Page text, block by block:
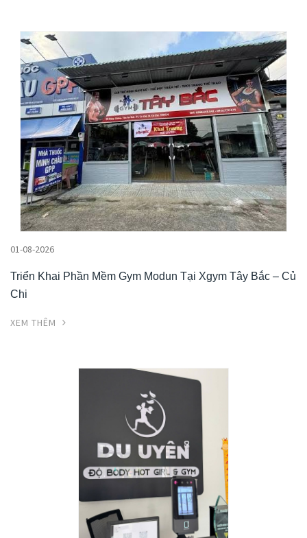
01-08-2026
Triển Khai Phần Mềm Gym Modun Tại Xgym Tây Bắc – Củ
Chi
XEM THÊM